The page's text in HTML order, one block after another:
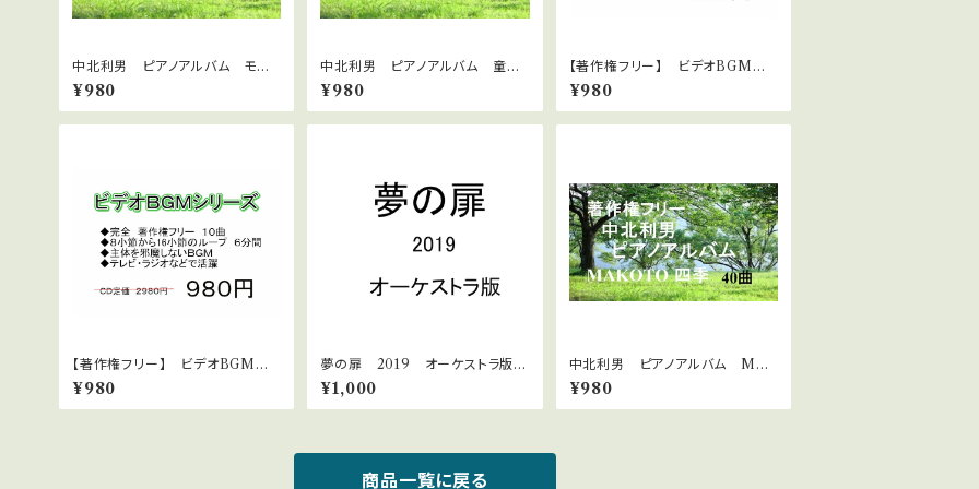
中北利男 ピアノアルバム モー
ニングライト
¥980
中北利男 ピアノアルバム 童謡
１
¥980
【著作権フリー】 ビデオBGMシリ
ーズ No.31 不思議な空間
¥980
【著作権フリー】 ビデオBGMシリ
ーズ No.1 軽快な静かなロック
¥980
夢の扉 2019 オーケストラ版
ＷＡＶファイル
¥1,000
中北利男 ピアノアルバム MAK
OTO四季
¥980
商品一覧に戻る